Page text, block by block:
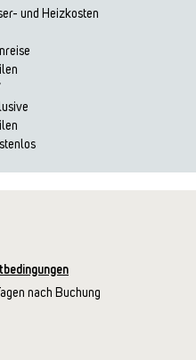
und Heizkosten
nach Buchung